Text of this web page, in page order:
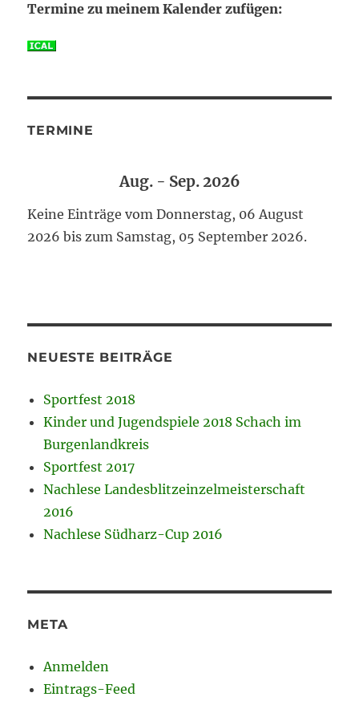
Termine zu meinem Kalender zufügen:
TERMINE
Aug. - Sep. 2026
Keine Einträge vom Donnerstag, 06 August
2026 bis zum Samstag, 05 September 2026.
NEUESTE BEITRÄGE
Sportfest 2018
Kinder und Jugendspiele 2018 Schach im
Burgenlandkreis
Sportfest 2017
Nachlese Landesblitzeinzelmeisterschaft
2016
Nachlese Südharz-Cup 2016
META
Anmelden
Eintrags-Feed